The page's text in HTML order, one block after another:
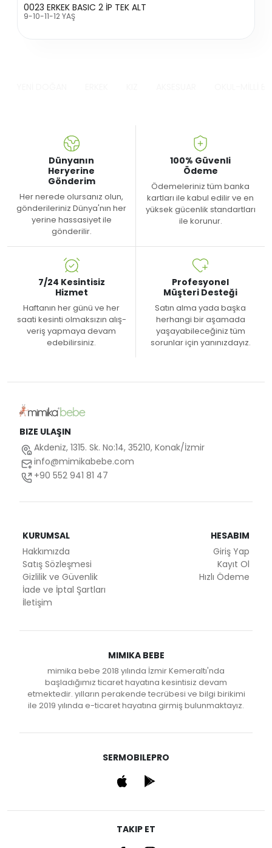
0023 ERKEK BASIC 2 İP TEK ALT
9-10-11-12 YAŞ
Dünyanın
Heryerine
Gönderim
Her nerede olursanız olun,
gönderileriniz Dünya'nın her
yerine hassasiyet ile
gönderilir.
100% Güvenli
Ödeme
Ödemeleriniz tüm banka
kartları ile kabul edilir ve en
yüksek gücenlik standartları
ile korunur.
7/24 Kesintisiz
Hizmet
Haftanın her günü ve her
saati kesinti olmaksızın alış-
veriş yapmaya devam
edebilirsiniz.
Profesyonel
Müşteri Desteği
Satın alma yada başka
herhangi bir aşamada
yaşayabileceğiniz tüm
sorunlar için yanınızdayız.
BIZE ULAŞIN
Akdeniz, 1315. Sk. No:14, 35210, Konak/İzmir
info@mimikabebe.com
+90 552 941 81 47
KURUMSAL
Hakkımızda
Satış Sözleşmesi
Gizlilik ve Güvenlik
İade ve İptal Şartları
İletişim
HESABIM
Giriş Yap
Kayıt Ol
Hızlı Ödeme
MIMIKA BEBE
mimika bebe 2018 yılında İzmir Kemeraltı'nda
başladığımız ticaret hayatına kesintisiz devam
etmektedir. yılların perakende tecrübesi ve bilgi birikimi
ile 2019 yılında e-ticaret hayatına girmiş bulunmaktayız.
SERMOBILEPRO
TAKIP ET